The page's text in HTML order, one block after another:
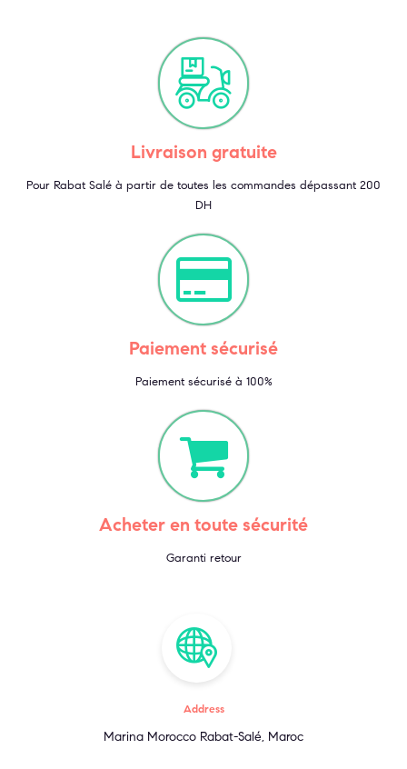
Livraison gratuite
Pour Rabat Salé à partir de toutes les commandes dépassant 200
DH
Paiement sécurisé
Paiement sécurisé à 100%
Acheter en toute sécurité
Garanti retour
Address
Marina Morocco Rabat-Salé, Maroc